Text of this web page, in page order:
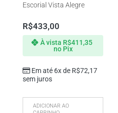
Escorial Vista Alegre
R$433,00
Em até 6x de R$72,17
sem juros
À vista R$411,35
no Pix
ADICIONAR AO